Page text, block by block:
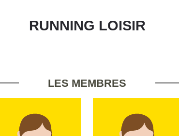
RUNNING LOISIR
LES MEMBRES